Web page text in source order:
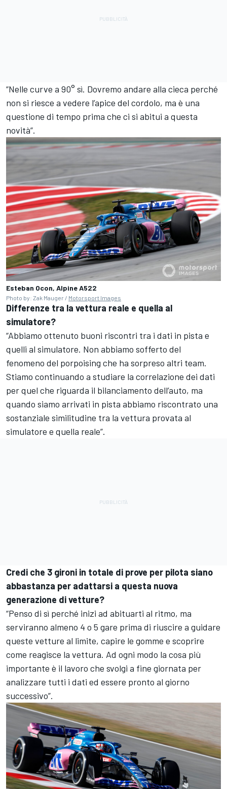
“Nelle curve a 90° sì. Dovremo andare alla cieca perché
non si riesce a vedere l’apice del cordolo, ma è una
questione di tempo prima che ci si abitui a questa
novità”.
Esteban Ocon, Alpine A522
Photo by: Zak Mauger / Motorsport Images
Differenze tra la vettura reale e quella al
simulatore?
“Abbiamo ottenuto buoni riscontri tra i dati in pista e
quelli al simulatore. Non abbiamo sofferto del
fenomeno del porpoising che ha sorpreso altri team.
Stiamo continuando a studiare la correlazione dei dati
per quel che riguarda il bilanciamento dell’auto, ma
quando siamo arrivati in pista abbiamo riscontrato una
sostanziale similitudine tra la vettura provata al
simulatore e quella reale”.
Credi che 3 gironi in totale di prove per pilota siano
abbastanza per adattarsi a questa nuova
generazione di vetture?
“Penso di sì perché inizi ad abituarti al ritmo, ma
serviranno almeno 4 o 5 gare prima di riuscire a guidare
queste vetture al limite, capire le gomme e scoprire
come reagisce la vettura. Ad ogni modo la cosa più
importante è il lavoro che svolgi a fine giornata per
analizzare tutti i dati ed essere pronto al giorno
successivo”.